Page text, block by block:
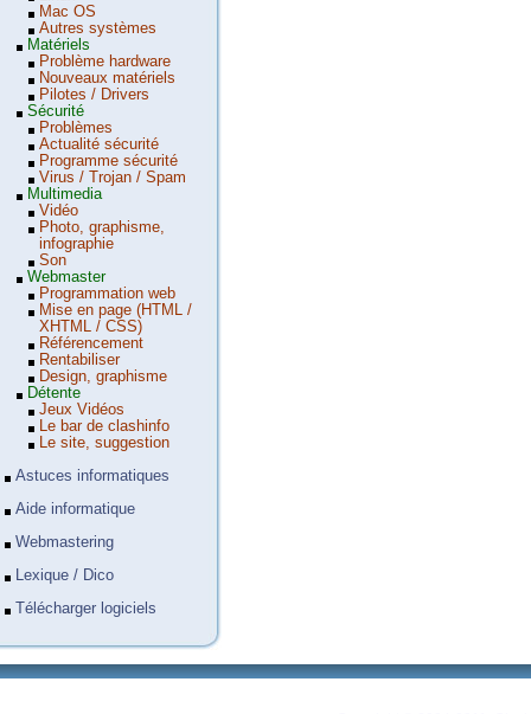
Mac OS
Autres systèmes
Matériels
Problème hardware
Nouveaux matériels
Pilotes / Drivers
Sécurité
Problèmes
Actualité sécurité
Programme sécurité
Virus / Trojan / Spam
Multimedia
Vidéo
Photo, graphisme,
infographie
Son
Webmaster
Programmation web
Mise en page (HTML /
XHTML / CSS)
Référencement
Rentabiliser
Design, graphisme
Détente
Jeux Vidéos
Le bar de clashinfo
Le site, suggestion
Astuces informatiques
Aide informatique
Webmastering
Lexique / Dico
Télécharger logiciels